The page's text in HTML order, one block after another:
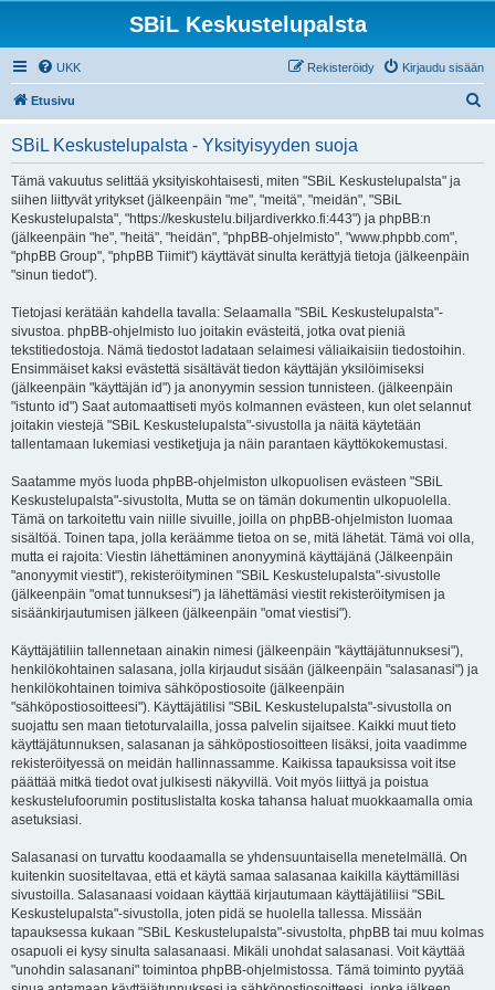
SBiL Keskustelupalsta
UKK Kirjaudu sisään
Rekisteröidy
Etusivu
SBiL Keskustelupalsta - Yksityisyyden suoja
Tämä vakuutus selittää yksityiskohtaisesti, miten "SBiL Keskustelupalsta" ja
siihen liittyvät yritykset (jälkeenpäin "me", "meitä", "meidän", "SBiL
Keskustelupalsta", "https://keskustelu.biljardiverkko.fi:443") ja phpBB:n
(jälkeenpäin "he", "heitä", "heidän", "phpBB-ohjelmisto", "www.phpbb.com",
"phpBB Group", "phpBB Tiimit") käyttävät sinulta kerättyjä tietoja (jälkeenpäin
"sinun tiedot").
Tietojasi kerätään kahdella tavalla: Selaamalla "SBiL Keskustelupalsta"-
sivustoa. phpBB-ohjelmisto luo joitakin evästeitä, jotka ovat pieniä
tekstitiedostoja. Nämä tiedostot ladataan selaimesi väliaikaisiin tiedostoihin.
Ensimmäiset kaksi evästettä sisältävät tiedon käyttäjän yksilöimiseksi
(jälkeenpäin "käyttäjän id") ja anonyymin session tunnisteen. (jälkeenpäin
"istunto id") Saat automaattiseti myös kolmannen evästeen, kun olet selannut
joitakin viestejä "SBiL Keskustelupalsta"-sivustolla ja näitä käytetään
tallentamaan lukemiasi vestiketjuja ja näin parantaen käyttökokemustasi.
Saatamme myös luoda phpBB-ohjelmiston ulkopuolisen evästeen "SBiL
Keskustelupalsta"-sivustolta, Mutta se on tämän dokumentin ulkopuolella.
Tämä on tarkoitettu vain niille sivuille, joilla on phpBB-ohjelmiston luomaa
sisältöä. Toinen tapa, jolla keräämme tietoa on se, mitä lähetät. Tämä voi olla,
mutta ei rajoita: Viestin lähettäminen anonyyminä käyttäjänä (Jälkeenpäin
"anonyymit viestit"), rekisteröityminen "SBiL Keskustelupalsta"-sivustolle
(jälkeenpäin "omat tunnuksesi") ja lähettämäsi viestit rekisteröitymisen ja
sisäänkirjautumisen jälkeen (jälkeenpäin "omat viestisi").
Käyttäjätiliin tallennetaan ainakin nimesi (jälkeenpäin "käyttäjätunnuksesi"),
henkilökohtainen salasana, jolla kirjaudut sisään (jälkeenpäin "salasanasi") ja
henkilökohtainen toimiva sähköpostiosoite (jälkeenpäin
"sähköpostiosoitteesi"). Käyttäjätilisi "SBiL Keskustelupalsta"-sivustolla on
suojattu sen maan tietoturvalailla, jossa palvelin sijaitsee. Kaikki muut tieto
käyttäjätunnuksen, salasanan ja sähköpostiosoitteen lisäksi, joita vaadimme
rekisteröityessä on meidän hallinnassamme. Kaikissa tapauksissa voit itse
päättää mitkä tiedot ovat julkisesti näkyvillä. Voit myös liittyä ja poistua
keskustelufoorumin postituslistalta koska tahansa haluat muokkaamalla omia
asetuksiasi.
Salasanasi on turvattu koodaamalla se yhdensuuntaisella menetelmällä. On
kuitenkin suositeltavaa, että et käytä samaa salasanaa kaikilla käyttämilläsi
sivustoilla. Salasanaasi voidaan käyttää kirjautumaan käyttäjätiliisi "SBiL
Keskustelupalsta"-sivustolla, joten pidä se huolella tallessa. Missään
tapauksessa kukaan "SBiL Keskustelupalsta"-sivustolta, phpBB tai muu kolmas
osapuoli ei kysy sinulta salasanaasi. Mikäli unohdat salasanasi. Voit käyttää
"unohdin salasanani" toimintoa phpBB-ohjelmistossa. Tämä toiminto pyytää